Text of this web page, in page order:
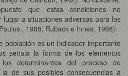
que estas condiciones no
lugar a situaciones adversas para los
1988; Ruback e Innes, 1988).
población es un indicador importante
señala la forma de los elementos
determinantes del proceso de
de sus posibles consecuencias a